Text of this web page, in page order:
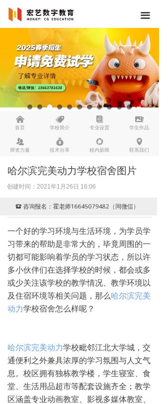
낀
首页
뀄
学校简介
뀴
专业设置
끡
学生作品
뀡
师资力量
낐
技术分享
넆
校内新闻
넹
联系我们
끀
哈尔滨完美动力学校宿舍图片
创建时间： 2021年1月26日 16:06
一个好的学习环境与生活环境，为学员学
习带来的帮助是非常大的，毕竟周围的一
切都可能影响着学员的学习状态，所以许
多小伙伴们在选择学校的时候，都会或多
或少关注该学校的教学情况、教学环境以
及住宿环境等相关问题，那么哈尔滨完美
动力学校宿舍怎么样呢？
哈尔滨完美动力学校毗邻江北大学城，交
通便利之外兼具浓厚的学习氛围与人文气
息。校区拥有独栋教学楼，学生寝室、食
堂、生活用品超市等配套设施齐全；教学
区涵盖专业动画教室、影视多媒体教室、
뀰 咨询报名：霍老师16645079482（同微信）